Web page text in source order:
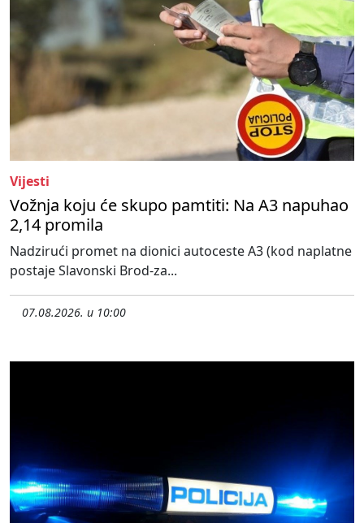
Vijesti
Vožnja koju će skupo pamtiti: Na A3 napuhao
2,14 promila
Nadzirući promet na dionici autoceste A3 (kod naplatne
postaje Slavonski Brod-za...
07.08.2026. u 10:00